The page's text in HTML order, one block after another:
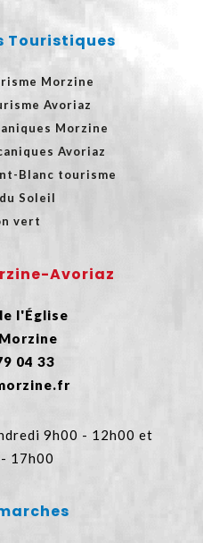
Touristiques
Morzine
Avoriaz
Morzine
Avoriaz
Blanc tourisme
Soleil
vert
Avoriaz
l'Église
04 33
9h00 - 12h00 et
17h00